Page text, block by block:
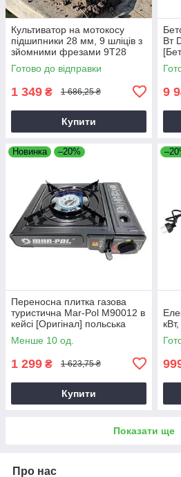
Культиватор на мотокосу
підшипники 28 мм, 9 шліців з
зйомними фрезами 9T28
Готово до відправки
1 349 ₴ 1 686,25 ₴
Купити
Вт
9
Новинка –20%
Переносна плитка газова
туристична Mar-Pol M90012 в
кейсі [Оригінал] польська
Менше 10 од.
1 299 ₴ 1 623,75 ₴
Купити
Показати ще
Про нас